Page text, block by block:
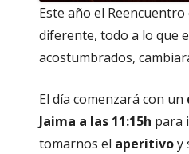
Este año el Reencuentro
diferente, todo a lo que
acostumbrados,
El día comenzará con un
Jaima a las 11:15h para
tomarnos el aperitivoy